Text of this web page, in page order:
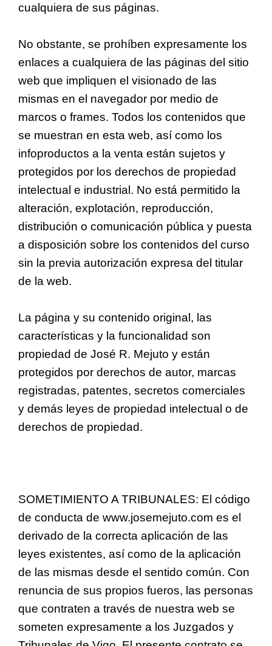
cualquiera de sus páginas.
No obstante, se prohíben expresamente los
enlaces a cualquiera de las páginas del sitio
web que impliquen el visionado de las
mismas en el navegador por medio de
marcos o frames. Todos los contenidos que
se muestran en esta web, así como los
infoproductos a la venta están sujetos y
protegidos por los derechos de propiedad
intelectual e industrial. No está permitido la
alteración, explotación, reproducción,
distribución o comunicación pública y puesta
a disposición sobre los contenidos del curso
sin la previa autorización expresa del titular
de la web.
La página y su contenido original, las
características y la funcionalidad son
propiedad de José R. Mejuto y están
protegidos por derechos de autor, marcas
registradas, patentes, secretos comerciales
y demás leyes de propiedad intelectual o de
derechos de propiedad.
SOMETIMIENTO A TRIBUNALES: El código
de conducta de www.josemejuto.com es el
derivado de la correcta aplicación de las
leyes existentes, así como de la aplicación
de las mismas desde el sentido común. Con
renuncia de sus propios fueros, las personas
que contraten a través de nuestra web se
someten expresamente a los Juzgados y